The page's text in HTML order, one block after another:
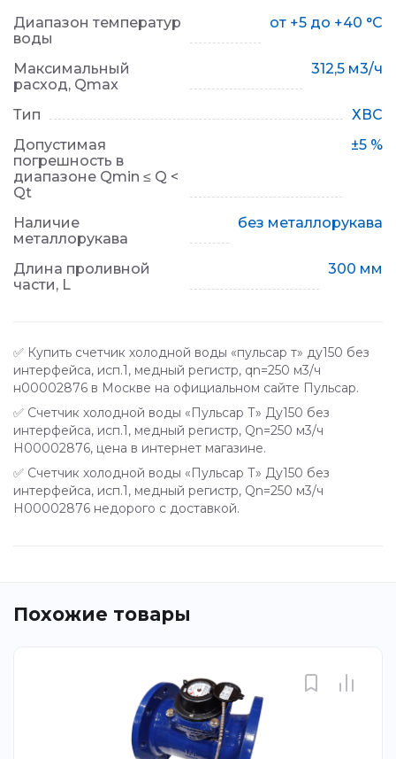
Диапазон температур
воды
от +5 до +40 °С
Максимальный
расход, Qmax
312,5 м3/ч
Тип
ХВС
Допустимая
погрешность в
диапазоне Qmin ≤ Q <
Qt
±5 %
Наличие
металлорукава
без металлорукава
Длина проливной
части, L
300 мм
✅ Купить счетчик холодной воды «пульсар т» ду150 без
интерфейса, исп.1, медный регистр, qn=250 м3/ч
н00002876 в Москве на официальном сайте Пульсар.
✅ Счетчик холодной воды «Пульсар Т» Ду150 без
интерфейса, исп.1, медный регистр, Qn=250 м3/ч
Н00002876, цена в интернет магазине.
✅ Счетчик холодной воды «Пульсар Т» Ду150 без
интерфейса, исп.1, медный регистр, Qn=250 м3/ч
Н00002876 недорого с доставкой.
Похожие товары